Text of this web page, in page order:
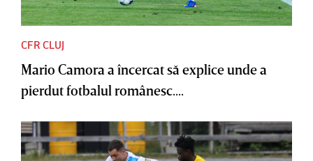
CFR CLUJ
Mario Camora a încercat să explice unde a
pierdut fotbalul românesc....